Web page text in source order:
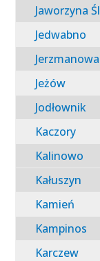
Jaworzyna
Jedwabno
Jerzmanowa
Jeżów
Jodłownik
Kaczory
Kalinowo
Kałuszyn
Kamień
Kampinos
Karczew